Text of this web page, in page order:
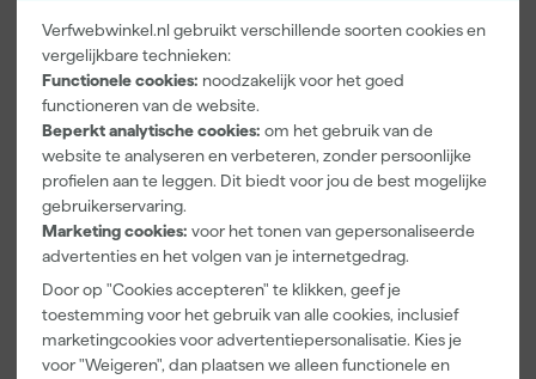
Verfwebwinkel.nl gebruikt verschillende soorten cookies en
vergelijkbare technieken:
Functionele cookies: noodzakelijk voor het goed
functioneren van de website.
Beperkt analytische cookies: om het gebruik van de
website te analyseren en verbeteren, zonder persoonlijke
profielen aan te leggen. Dit biedt voor jou de best mogelijke
gebruikerservaring.
Marketing cookies: voor het tonen van gepersonaliseerde
advertenties en het volgen van je internetgedrag.
Door op "Cookies accepteren" te klikken, geef je
toestemming voor het gebruik van alle cookies, inclusief
marketingcookies voor advertentiepersonalisatie. Kies je
voor "Weigeren", dan plaatsen we alleen functionele en
Paintura
Lucamax
Washi tape -
50mx24mm
Morgen
bezorgd
Adviesprijs 6,00
3,99
incl. BTW
Farrow & Ball
F&B
Kleurenwaaie
r
Morgen
bezorgd
22,00
incl. BTW
Schuurblok
m Sk 500
Morgen
bezorgd
1,39
incl. BTW